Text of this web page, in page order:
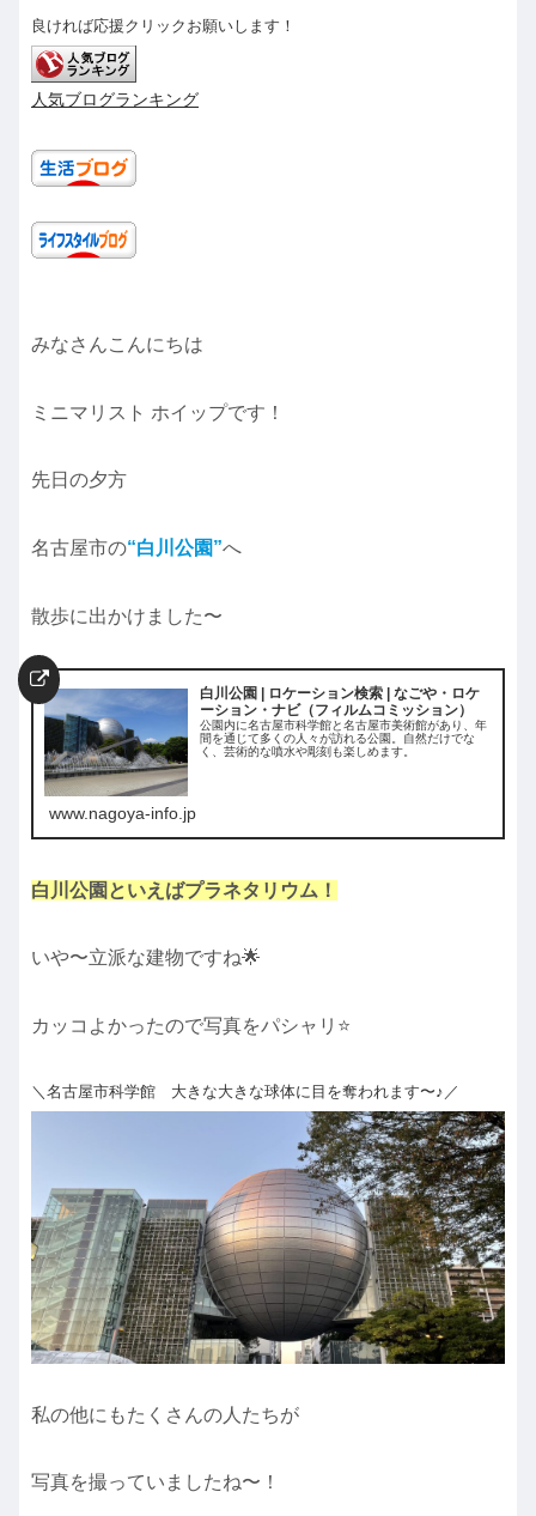
良ければ応援クリックお願いします！
人気ブログランキング
みなさんこんにちは
ミニマリスト ホイップです！
先日の夕方
名古屋市の“白川公園”へ
散歩に出かけました〜
白川公園 | ロケーション検索 | なごや・ロケ
ーション・ナビ（フィルムコミッション）
公園内に名古屋市科学館と名古屋市美術館があり、年
間を通じて多くの人々が訪れる公園。自然だけでな
く、芸術的な噴水や彫刻も楽しめます。
www.nagoya-info.jp
白川公園といえばプラネタリウム！
いや〜立派な建物ですね🌟
カッコよかったので写真をパシャリ⭐️
＼名古屋市科学館 大きな大きな球体に目を奪われます〜♪／
私の他にもたくさんの人たちが
写真を撮っていましたね〜！